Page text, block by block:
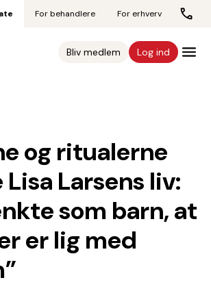
For behandlere For erhverv
Bliv medlem Log ind
og ritualerne
Larsens liv:
som barn, at
er lig med